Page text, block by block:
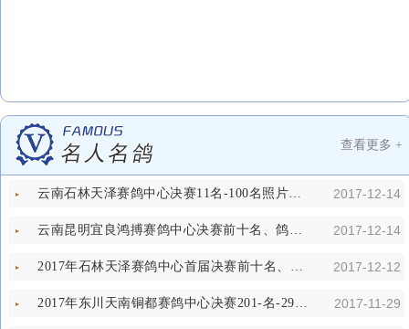
查看更多 +
云南石林天泽赛鸽中心决赛11名-100名照片欣赏 2017-12-14
云南昆明宜良鸿搏赛鸽中心决赛前十名、鸽王前十名照片欣赏 2017-12-14
2017年石林天泽赛鸽中心首届决赛前十名、鸽王前十名照片欣赏 2017-12-12
2017年东川天南铜都赛鸽中心决赛201-名-292名照片 2017-11-29